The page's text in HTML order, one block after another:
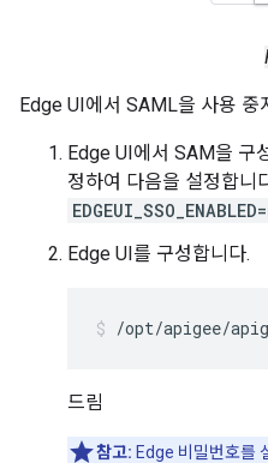
Edge UI에서 SAML을 사용 중
Edge UI에서 SAM을 구
정하여 다음을 설정합니
Edge UI를 구성합니다.
/opt/apigee/
드림
참고: Edge 비밀번호를